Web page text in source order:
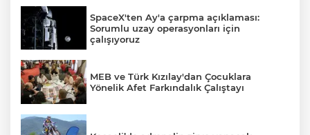
SpaceX'ten Ay'a çarpma açıklaması:
Sorumlu uzay operasyonları için
çalışıyoruz
MEB ve Türk Kızılay'dan Çocuklara
Yönelik Afet Farkındalık Çalıştayı